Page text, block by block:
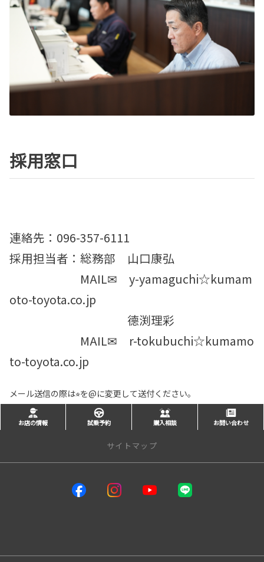
採用窓口
連絡先：096-357-6111
採用担当者：総務部 山口康弘
MAIL✉ y-yamaguchi☆kumam
oto-toyota.co.jp
德渕理彩
MAIL✉ r-tokubuchi☆kumamo
to-toyota.co.jp
メール送信の際は⭐︎を@に変更して送付ください。
お店の情報 試乗予約 購入相談 お問い合わせ
サイトマップ